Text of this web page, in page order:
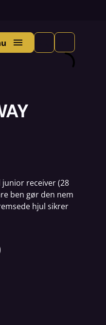
receiver (28
ben gør den nem
hjul sikrer